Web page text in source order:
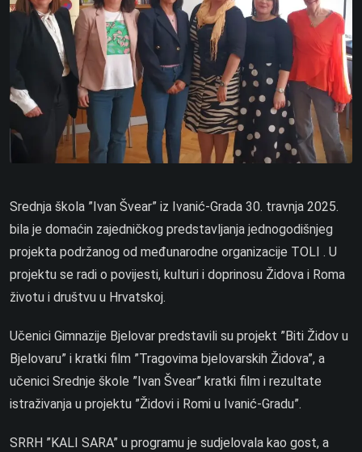
Srednja škola ”Ivan Švear” iz Ivanić-Grada 30. travnja 2025.
bila je domaćin zajedničkog predstavljanja jednogodišnjeg
projekta podržanog od međunarodne organizacije TOLI . U
projektu se radi o povijesti, kulturi i doprinosu Židova i Roma
životu i društvu u Hrvatskoj.
Učenici Gimnazije Bjelovar predstavili su projekt ”Biti Židov u
Bjelovaru” i kratki film ”Tragovima bjelovarskih Židova”, a
učenici Srednje škole ”Ivan Švear” kratki film i rezultate
istraživanja u projektu ”Židovi i Romi u Ivanić-Gradu”.
SRRH ”KALI SARA” u programu je sudjelovala kao gost, a